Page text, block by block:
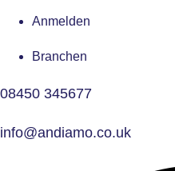
Anmelden
Branchen
08450 345677
info@andiamo.co.uk